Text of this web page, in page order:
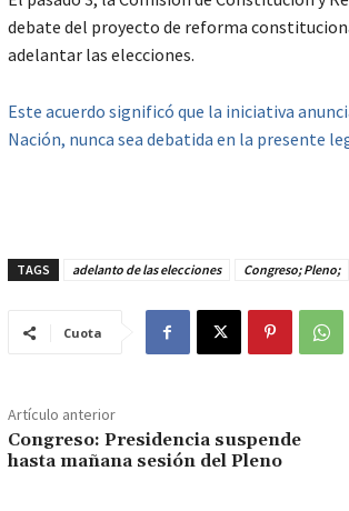
debate del proyecto de reforma
adelantar las elecciones.
Este acuerdo significó que la iniciativa
Nación, nunca sea debatida en la presente
TAGS adelanto de las elecciones Congreso; Pleno;
Cuota
Artículo anterior
Congreso: Presidencia suspende
hasta mañana sesión del Pleno